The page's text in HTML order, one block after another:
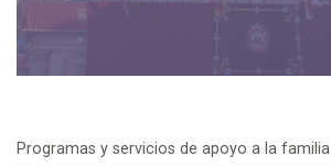
Programas y servicios de apoyo a la familia